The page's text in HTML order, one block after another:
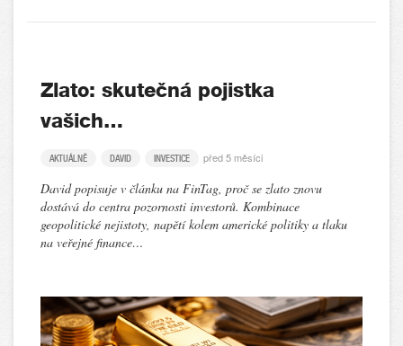
Zlato: skutečná pojistka
vašich…
AKTUÁLNĚ DAVID INVESTICE před 5 měsíci
David popisuje v článku na FinTag, proč se zlato znovu
dostává do centra pozornosti investorů. Kombinace
geopolitické nejistoty, napětí kolem americké politiky a tlaku
na veřejné finance…